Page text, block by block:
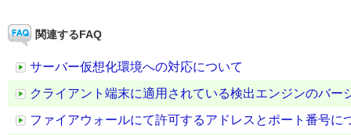
関連するFAQ
サーバー仮想化環境への対応について
クライアント端末に適用されている検出エンジンのバ
ファイアウォールにて許可するアドレスとポート番号に